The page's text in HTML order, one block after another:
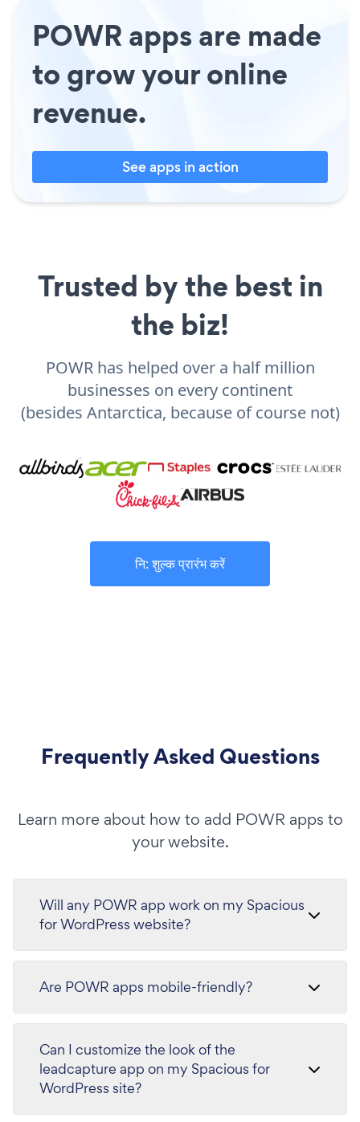
POWR apps are made
to grow your online
revenue.
See apps in action
Trusted by the best in
the biz!
POWR has helped over a half million
businesses on every continent
(besides Antarctica, because of course not)
नि: शुल्क प्रारंभ करें
Frequently Asked Questions
Learn more about how to add POWR apps to
your website.
Will any POWR app work on my Spacious
for WordPress website?
Are POWR apps mobile-friendly?
Can I customize the look of the
leadcapture app on my Spacious for
WordPress site?